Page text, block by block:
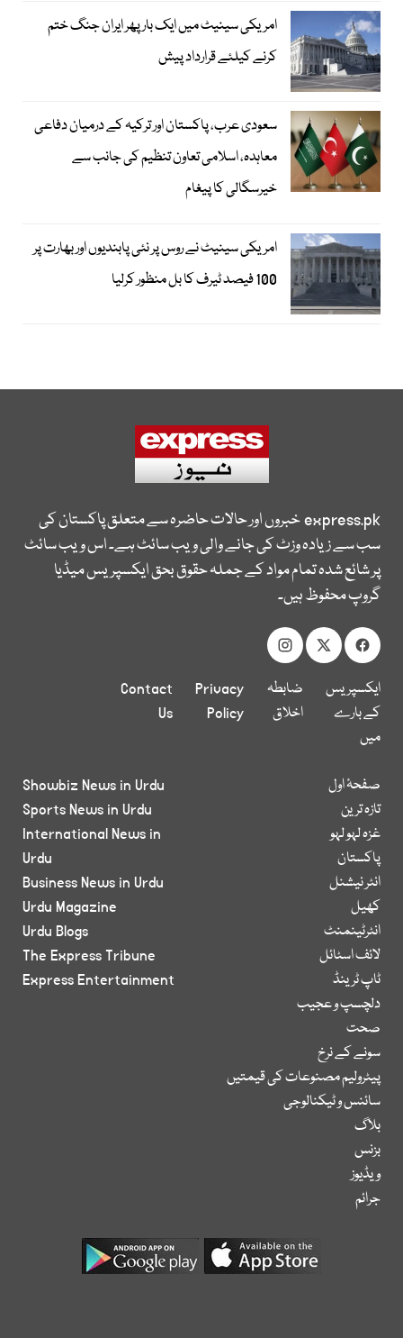
امریکی سینیٹ میں ایک بار پھر ایران جنگ ختم
کرنے کیلئے قرارداد پیش
سعودی عرب، پاکستان اور ترکیہ کے درمیان دفاعی
معاہدہ، اسلامی تعاون تنظیم کی جانب سے
خیرسگالی کا پیغام
امریکی سینیٹ نے روس پر نئی پابندیوں اور بھارت پر
100 فیصد ٹیرف کا بل منظور کرلیا
express.pkخبروں اور حالات حاضرہ سے متعلق پاکستان کی
سب سے زیادہ وزٹ کی جانے والی ویب سائٹ ہے۔ اس ویب سائٹ
پر شائع شدہ تمام مواد کے جملہ حقوق بحق ایکسپریس میڈیا
گروپ محفوظ ہیں۔
ایکسپریس
کے بارے
میں
ضابطہ
اخلاق
Privacy
Policy
Contact
Us
صفحۂ اول
تازہ ترین
غزہ لہو لہو
پاکستان
انٹر نیشنل
کھیل
انٹرٹینمنٹ
لائف اسٹائل
ٹاپ ٹرینڈ
دلچسپ و عجیب
صحت
سونے کے نرخ
پیٹرولیم مصنوعات کی قیمتیں
سائنس و ٹیکنالوجی
بلاگ
بزنس
ویڈیوز
جرائم
Showbiz News in Urdu
Sports News in Urdu
International News in
Urdu
Business News in Urdu
Urdu Magazine
Urdu Blogs
The Express Tribune
Express Entertainment